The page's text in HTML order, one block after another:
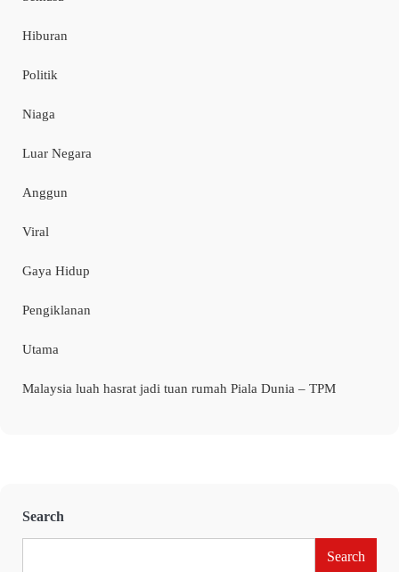
Hiburan
Politik
Niaga
Luar Negara
Anggun
Viral
Gaya Hidup
Pengiklanan
Utama
Malaysia luah hasrat jadi tuan rumah Piala Dunia – TPM
Search
Search